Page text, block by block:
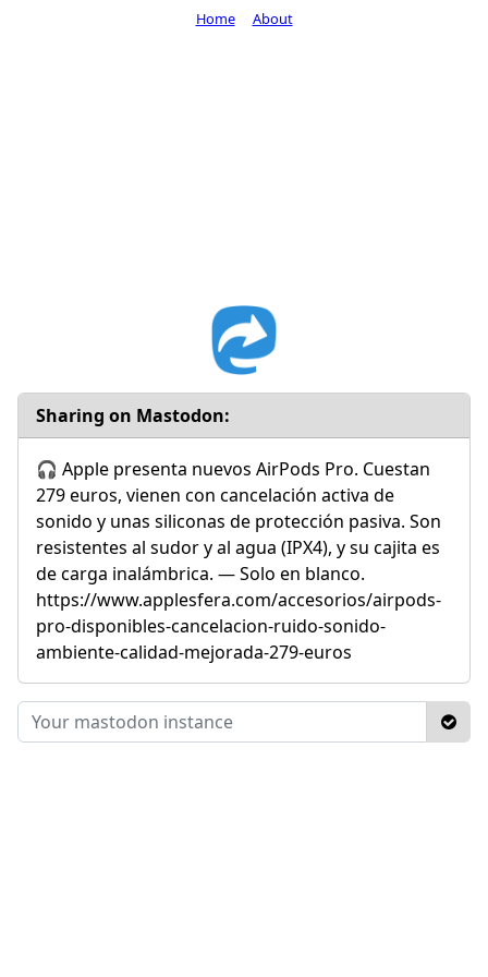
Sharing on Mastodon:
🎧 Apple presenta nuevos AirPods Pro. Cuestan
279 euros, vienen con cancelación activa de
sonido y unas siliconas de protección pasiva. Son
resistentes al sudor y al agua (IPX4), y su cajita es
de carga inalámbrica. — Solo en blanco.
https://www.applesfera.com/accesorios/airpods-
pro-disponibles-cancelacion-ruido-sonido-
ambiente-calidad-mejorada-279-euros
Home About